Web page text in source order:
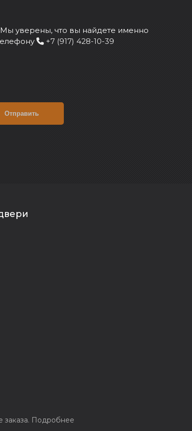
уверены, что вы найдете именно
+7 (917) 428-10-39
Подробнее